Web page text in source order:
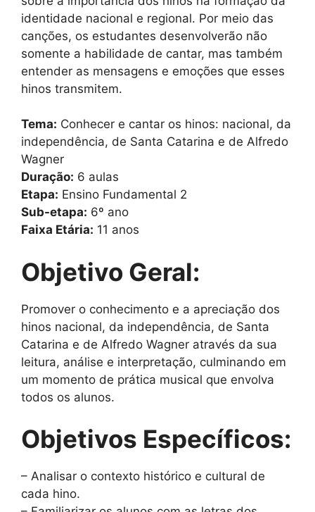
identidade nacional e regional. Por meio das
canções, os estudantes desenvolverão não
somente a habilidade de cantar, mas também
entender as mensagens e emoções que esses
hinos transmitem.
Tema: Conhecer e cantar os hinos: nacional, da
independência, de Santa Catarina e de Alfredo
Wagner
Duração: 6 aulas
Etapa: Ensino Fundamental 2
Sub-etapa: 6º ano
Faixa Etária: 11 anos
Objetivo Geral:
Promover o conhecimento e a apreciação dos
hinos nacional, da independência, de Santa
Catarina e de Alfredo Wagner através da sua
leitura, análise e interpretação, culminando em
um momento de prática musical que envolva
todos os alunos.
Objetivos Específicos:
– Analisar o contexto histórico e cultural de
cada hino.